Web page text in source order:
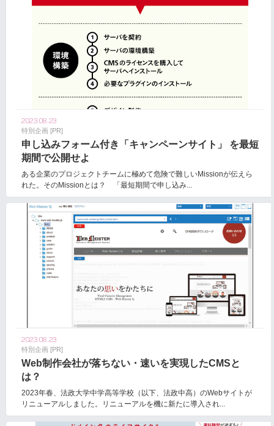
2023.08.23
特別企画 [PR]
申し込みフォーム付き「キャンペーンサイト」 を最短
期間で公開せよ
ある企業のプロジェクトチームに極めて危険で難しいMissionが伝えら
れた。そのMissionとは？ 「最短期間で申し込み...
2023.08.23
特別企画 [PR]
Web制作会社が落ちない・速いを実現したCMSと
は？
2023年春、法政大学中学高等学校（以下、法政中高）のWebサイトが
リニューアルしました。リニューアルを機に新たに導入され...